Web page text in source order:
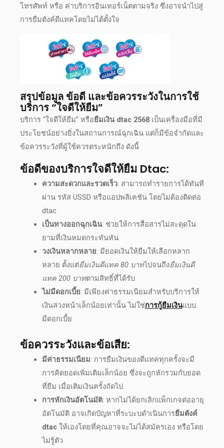
โทรศัพท์ หรือ ค่าบริการอินเทอร์เน็ตตามจริง ซึ่งอาจนำไปสู่
การยืมตังค์ดีแทคโดยไม่ได้ตั้งใจ
สรุปข้อมูล ข้อดี และข้อควรระวังในการใช้
บริการ “ใจดีให้ยืม”
บริการ “ใจดีให้ยืม” หรือยืมเงิน dtac 2568 เป็นเครื่องมือที่มี
ประโยชน์อย่างยิ่งในสถานการณ์ฉุกเฉิน แต่ก็มีข้อจำกัดและ
ข้อควรระวังที่ผู้ใช้ควรตระหนักถึง ดังนี้
ข้อดีของบริการใจดีให้ยืม Dtac:
ความสะดวกและรวดเร็ว: สามารถทำรายการได้ทันที
ผ่าน รหัส USSD หรือแอปพลิเคชัน โดยไม่ต้องติดต่อ
dtac
เป็นทางออกฉุกเฉิน: ช่วยให้การสื่อสารไม่สะดุดใน
ยามที่เงินหมดกระทันหัน
วงเงินหลากหลาย: มียอดเงินให้ยืมให้เลือกหลาก
หลาย ตั้งแต่ยืมเงินดีแทค 80 บาทไปจนถึงยืมเงินดี
แทค 200 บาทตามสิทธิ์ที่ได้รับ
ไม่มีดอกเบี้ย: มีเพียงค่าธรรมเนียมสำหรับบริการให้
เงินล่วงหน้าเล็กน้อยเท่านั้น ไม่ใช่การกู้ยืมเงินแบบ
มีดอกเบี้ย
ข้อควรระวังและข้อเสีย:
มีค่าธรรมเนียม: การยืมเงินของดีแทคทุกครั้งจะมี
การคิดยอดเพิ่มเติมเล็กน้อย ซึ่งจะถูกหักรวมกับยอด
ที่ยืม เมื่อเติมเงินครั้งถัดไป
การหักเงินอัตโนมัติ: หากไม่ได้ยกเลิกแพ็กเกจต่ออายุ
อัตโนมัติ อาจเกิดปัญหาที่ระบะบดำเนินการยืมตังค์
dtacให้เองโดยที่คุณอาจจะไม่ได้สมัครเอง หรือโดย
ไม่รู้ตัว